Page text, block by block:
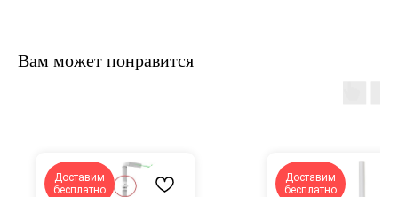
Вам может понравится
Доставим
бесплатно
Доставим
бесплатно